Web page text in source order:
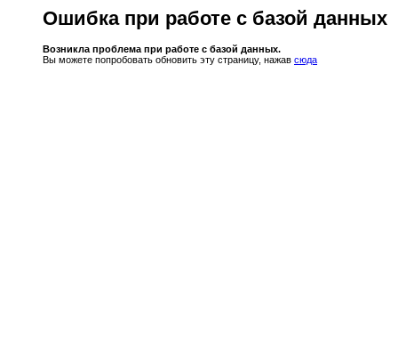
Ошибка при работе с базой данных
Возникла проблема при работе с базой данных.
Вы можете попробовать обновить эту страницу, нажав сюда